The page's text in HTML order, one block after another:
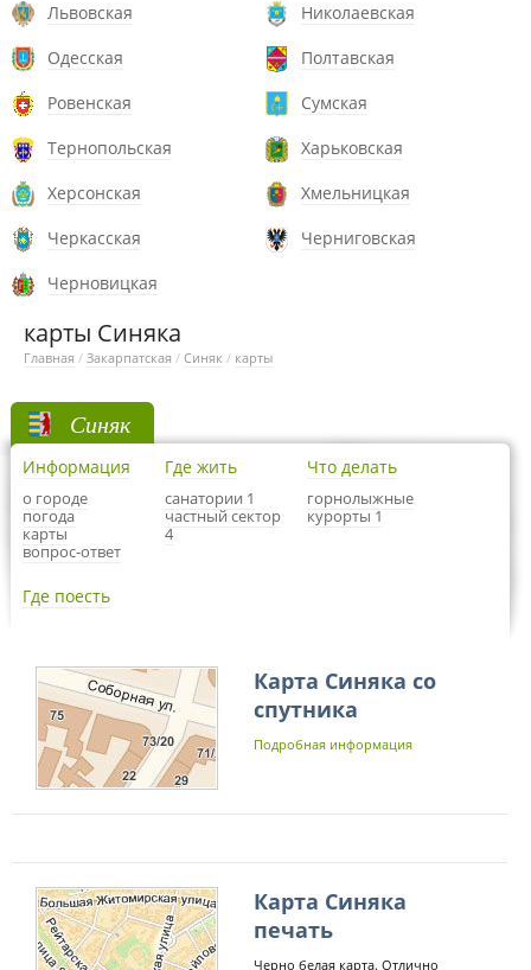
Львовская
Николаевская
Одесская
Полтавская
Ровенская
Сумская
Тернопольская
Харьковская
Херсонская
Хмельницкая
Черкасская
Черниговская
Черновицкая
карты Синяка
Главная / Закарпатская / Синяк / карты
Синяк
Информация
о городе
погода
карты
вопрос-ответ
Где жить
санатории 1
частный сектор
4
Что делать
горнолыжные
курорты 1
Где поесть
Карта Синяка со
спутника
Подробная информация
Карта Синяка
печать
Черно белая карта. Отлично